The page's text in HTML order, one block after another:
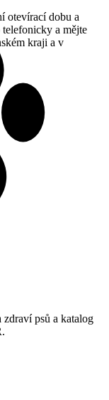
otevírací dobu a
a mějte
kraji a v
zdraví psů a katalog